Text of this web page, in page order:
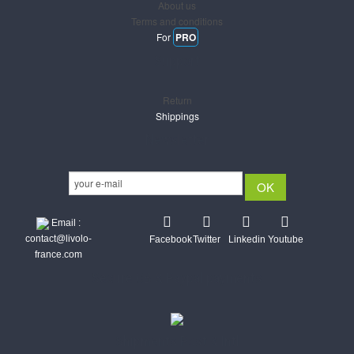
About us
Terms and conditions
For PRO
Return
Shippings
Email :
contact@livolo-
france.com
FacebookTwitter Linkedin Youtube